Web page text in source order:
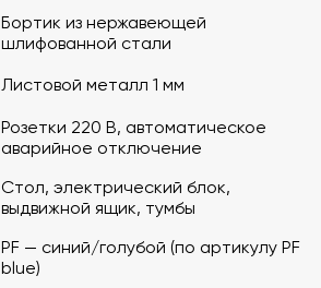
Бортик из нержавеющей
шлифованной стали
Листовой металл 1 мм
Розетки 220 В, автоматическое
аварийное отключение
Стол, электрический блок,
выдвижной ящик, тумбы
PF — синий/голубой (по артикулу PF
blue)